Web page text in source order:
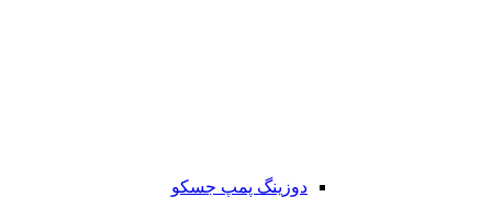
دوزینگ پمپ جسکو